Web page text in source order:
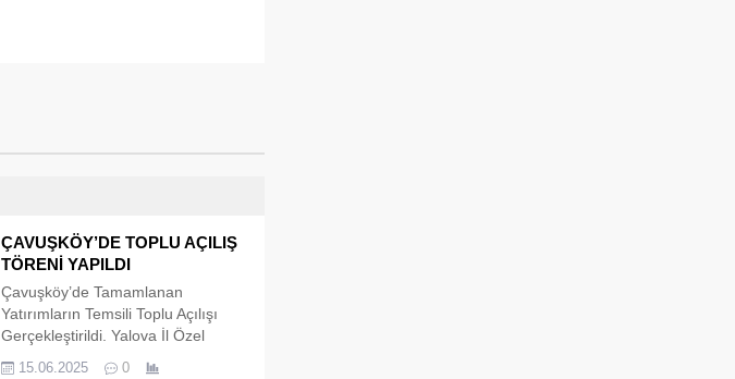
ÇAVUŞKÖY’DE TOPLU AÇILIŞ
TÖRENİ YAPILDI
Çavuşköy’de Tamamlanan
Yatırımların Temsili Toplu Açılışı
Gerçekleştirildi. Yalova İl Özel
İdaresi tarafından Altınova ilçemize
15.06.2025 0